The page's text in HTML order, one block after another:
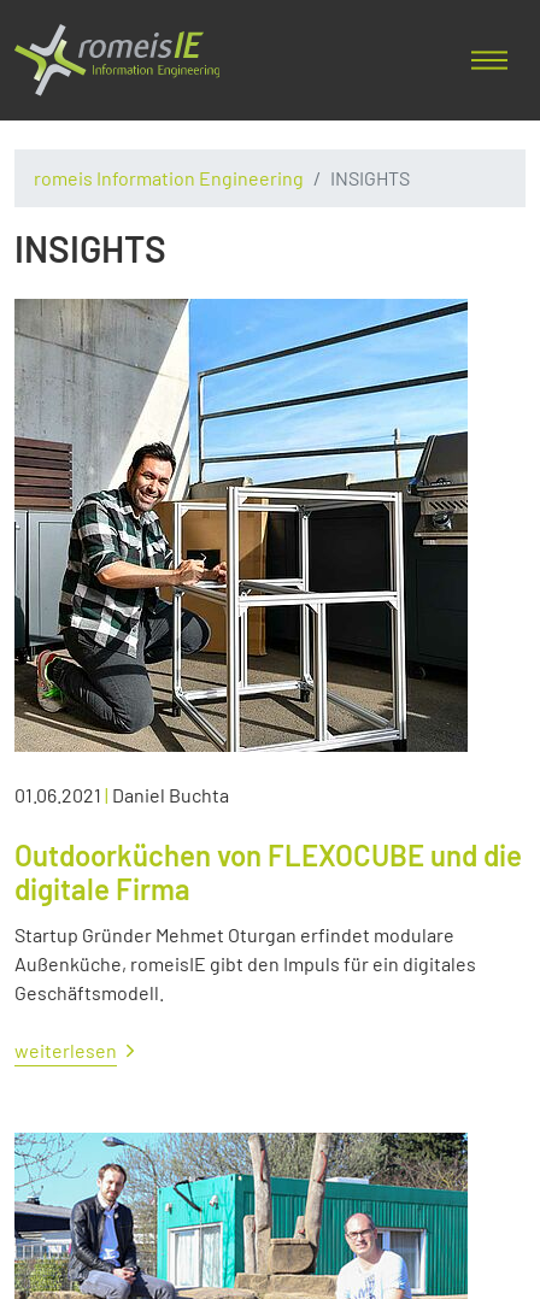
romeis Information Engineering INSIGHTS
INSIGHTS
01.06.2021 | Daniel Buchta
Outdoorküchen von FLEXOCUBE und die
digitale Firma
Startup Gründer Mehmet Oturgan erfindet modulare
Außenküche, romeisIE gibt den Impuls für ein digitales
Geschäftsmodell.
weiterlesen